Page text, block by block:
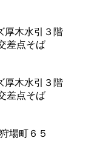
厚木水引３階
差点そば
厚木水引３階
差点そば
場町６５